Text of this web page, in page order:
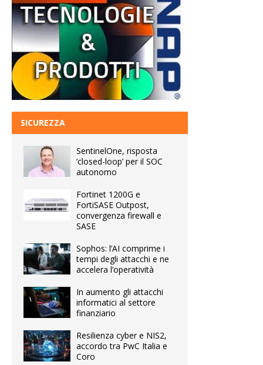
SICUREZZA
SentinelOne, risposta
‘closed-loop’ per il SOC
autonomo
Fortinet 1200G e
FortiSASE Outpost,
convergenza firewall e
SASE
Sophos: l’AI comprime i
tempi degli attacchi e ne
accelera l’operatività
In aumento gli attacchi
informatici al settore
finanziario
Resilienza cyber e NIS2,
accordo tra PwC Italia e
Coro